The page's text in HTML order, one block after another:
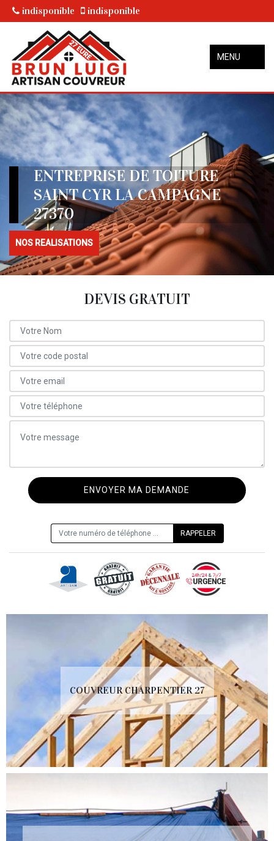
indisponible indisponible
MENU
ENTREPRISE DE TOITURE
SAINT CYR LA CAMPAGNE
27370
NOS REALISATIONS
DEVIS GRATUIT
COUVREUR CHARPENTIER 27